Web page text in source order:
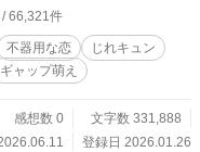
が狂い始めた。 鉄壁だっ
つ無邪気で残酷なまでの「天
ていく。 思考の1ビッ
けのものにしたい―― 自覚し
を開講
する男と、それを切実な「体
/ 66,321件
不器用な恋
じれキュン
ギャップ萌え
感想数 0
文字数 331,888
登録日 2026.01.26